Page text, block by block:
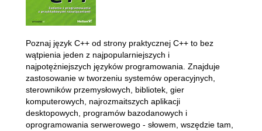
Poznaj język C++ od strony praktycznej C++ to bez
wątpienia jeden z najpopularniejszych i
najpotężniejszych języków programowania. Znajduje
zastosowanie w tworzeniu systemów operacyjnych,
sterowników przemysłowych, bibliotek, gier
komputerowych, najrozmaitszych aplikacji
desktopowych, programów bazodanowych i
oprogramowania serwerowego - słowem, wszędzie tam,